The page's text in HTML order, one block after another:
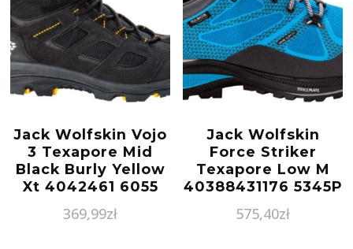
Jack Wolfskin Vojo
3 Texapore Mid
Black Burly Yellow
Xt 4042461 6055
369,99zł
Jack Wolfskin
Force Striker
Texapore Low M
40388431176 5345P
575,40zł